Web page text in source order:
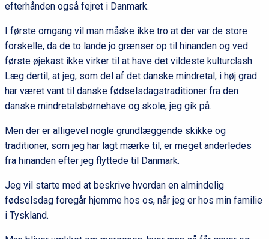
efterhånden også fejret i Danmark.
I første omgang vil man måske ikke tro at der var de store
forskelle, da de to lande jo grænser op til hinanden og ved
første øjekast ikke virker til at have det vildeste kulturclash.
Læg dertil, at jeg, som del af det danske mindretal, i høj grad
har været vant til danske fødselsdagstraditioner fra den
danske mindretalsbørnehave og skole, jeg gik på.
Men der er alligevel nogle grundlæggende skikke og
traditioner, som jeg har lagt mærke til, er meget anderledes
fra hinanden efter jeg flyttede til Danmark.
Jeg vil starte med at beskrive hvordan en almindelig
fødselsdag foregår hjemme hos os, når jeg er hos min familie
i Tyskland.